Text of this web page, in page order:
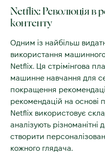
Netflix: Революція в
контенту
Одним із найбільш
використання
Netflix. Ця стрімінгова
машинне навчання для
покращення
рекомендацій на основі
Netflix використовує
аналізують різноманітні
створити
кожного глядача.